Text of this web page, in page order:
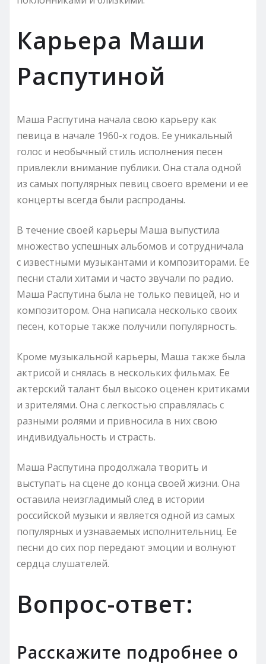
Карьера Маши
Распутиной
Маша Распутина начала свою карьеру как
певица в начале 1960-х годов. Ее уникальный
голос и необычный стиль исполнения песен
привлекли внимание публики. Она стала одной
из самых популярных певиц своего времени и ее
концерты всегда были распроданы.
В течение своей карьеры Маша выпустила
множество успешных альбомов и сотрудничала
с известными музыкантами и композиторами. Ее
песни стали хитами и часто звучали по радио.
Маша Распутина была не только певицей, но и
композитором. Она написала несколько своих
песен, которые также получили популярность.
Кроме музыкальной карьеры, Маша также была
актрисой и снялась в нескольких фильмах. Ее
актерский талант был высоко оценен критиками
и зрителями. Она с легкостью справлялась с
разными ролями и привносила в них свою
индивидуальность и страсть.
Маша Распутина продолжала творить и
выступать на сцене до конца своей жизни. Она
оставила неизгладимый след в истории
российской музыки и является одной из самых
популярных и узнаваемых исполнительниц. Ее
песни до сих пор передают эмоции и волнуют
сердца слушателей.
Вопрос-ответ:
Расскажите подробнее о